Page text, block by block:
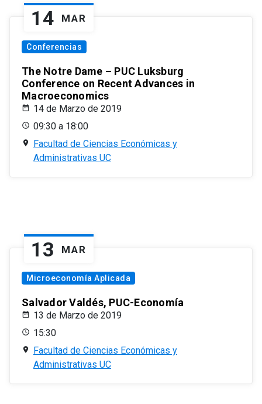
14 MAR
Conferencias
The Notre Dame – PUC Luksburg
Conference on Recent Advances in
Macroeconomics
14 de Marzo de 2019
09:30 a 18:00
Facultad de Ciencias Económicas y
Administrativas UC
13 MAR
Microeconomía Aplicada
Salvador Valdés, PUC-Economía
13 de Marzo de 2019
15:30
Facultad de Ciencias Económicas y
Administrativas UC